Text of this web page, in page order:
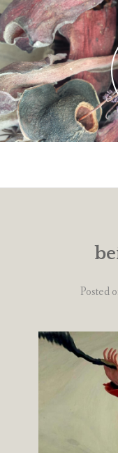
Skip
to
content
IMPRESSUM &
Posted